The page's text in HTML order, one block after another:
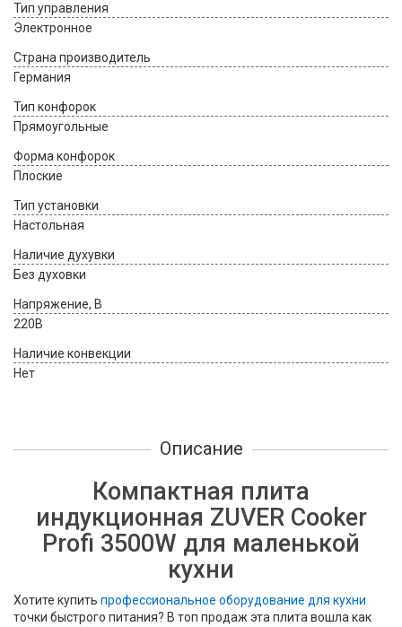
Тип управления
Электронное
Страна производитель
Германия
Тип конфорок
Прямоугольные
Форма конфорок
Плоские
Тип установки
Настольная
Наличие духувки
Без духовки
Напряжение, В
220В
Наличие конвекции
Нет
Описание
Компактная плита
индукционная ZUVER Cooker
Profi 3500W для маленькой
кухни
Хотите купить профессиональное оборудование для кухни
точки быстрого питания? В топ продаж эта плита вошла как